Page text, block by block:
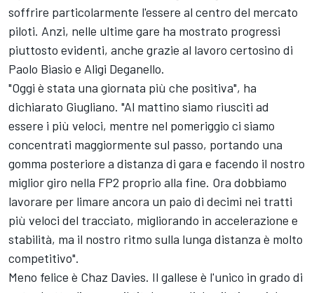
soffrire particolarmente l'essere al centro del mercato
piloti. Anzi, nelle ultime gare ha mostrato progressi
piuttosto evidenti, anche grazie al lavoro certosino di
Paolo Biasio e Aligi Deganello.
"Oggi è stata una giornata più che positiva", ha
dichiarato Giugliano. "Al mattino siamo riusciti ad
essere i più veloci, mentre nel pomeriggio ci siamo
concentrati maggiormente sul passo, portando una
gomma posteriore a distanza di gara e facendo il nostro
miglior giro nella FP2 proprio alla fine. Ora dobbiamo
lavorare per limare ancora un paio di decimi nei tratti
più veloci del tracciato, migliorando in accelerazione e
stabilità, ma il nostro ritmo sulla lunga distanza è molto
competitivo".
Meno felice è Chaz Davies. Il gallese è l'unico in grado di